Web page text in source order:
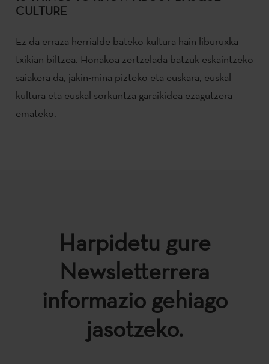
CULTURE
Ez da erraza herrialde bateko kultura hain liburuxka
txikian biltzea. Honakoa zertzelada batzuk eskaintzeko
saiakera da, jakin-mina pizteko eta euskara, euskal
kultura eta euskal sorkuntza garaikidea ezagutzera
emateko.
Harpidetu gure
Newsletterrera
informazio gehiago
jasotzeko.